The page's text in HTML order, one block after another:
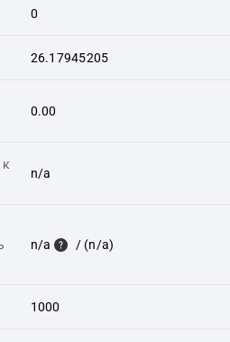
0
26.17945205
0.00
n/a
n/a / (n/a)
1000